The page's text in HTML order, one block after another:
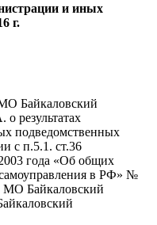
и иных
г.
Байкаловский
результатах
подведомственных
с п.5.1. ст.36
года «Об общих
в РФ» №
МО Байкаловский